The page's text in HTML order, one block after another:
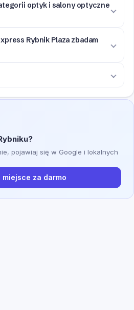
optyk i salony optyczne
Rybnik Plaza zbadam
pojawiaj się w Google i lokalnych
miejsce za darmo